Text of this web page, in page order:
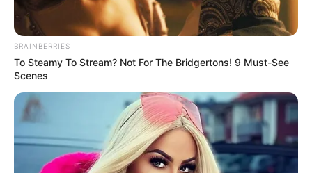
BRAINBERRIES
To Steamy To Stream? Not For The Bridgertons! 9 Must-See
Scenes